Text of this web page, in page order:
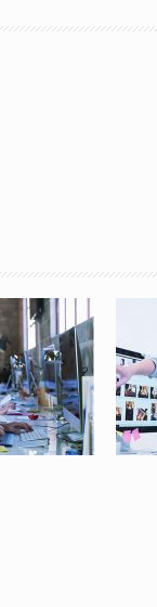
Business